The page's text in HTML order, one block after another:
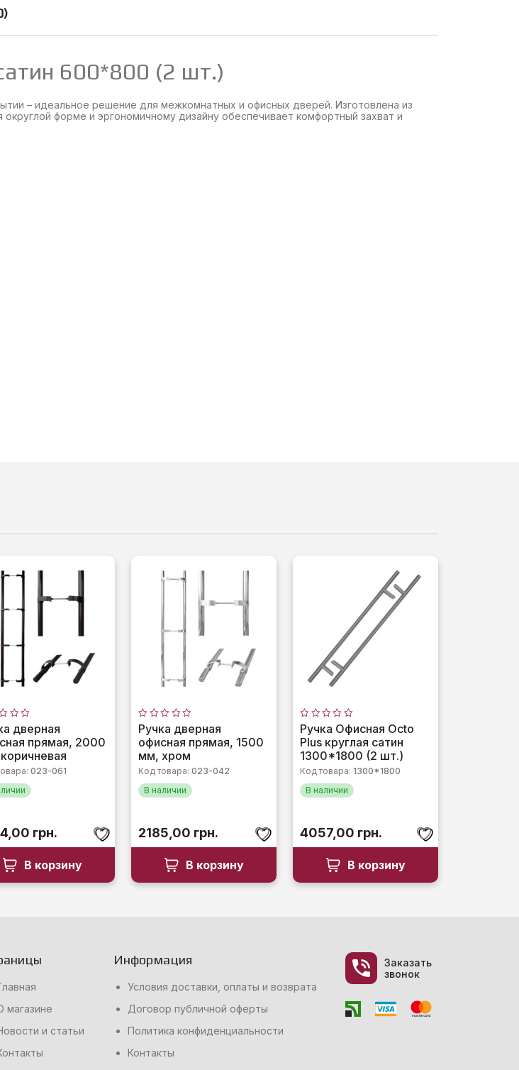
600*800 (2 шт.)
– идеальное решение для межкомнатных и офисных дверей. Изготовлена из
форме и эргономичному дизайну обеспечивает комфортный захват и
дверная
прямая, 2000
023-061
грн.
В корзину
Оценка
0
из
Ручка дверная
офисная прямая, 1500
мм, хром
Код товара:023-042
В наличии
2185,00 грн.
В корзину
Оценка
0
из
5
Ручка Офисная Octo
Plus круглая сатин
1300*1800 (2 шт.)
Код товара:1300*1800
В наличии
4057,00 грн.
В корзину
магазине
и статьи
Информация
Условия доставки, оплаты и возврата
Договор публичной оферты
Политика конфиденциальности
Контакты
Заказать
звонок